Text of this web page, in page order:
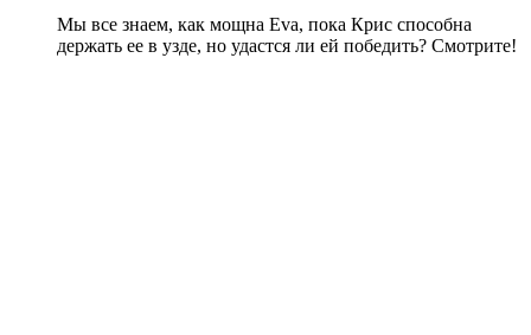
Мы все знаем, как мощна Eva, пока Крис способна
держать ее в узде, но удастся ли ей победить? Смотрите!